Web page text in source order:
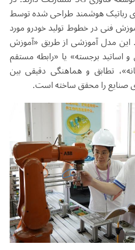
رباتیک هوشمند طراحی شده توسط
فنی در خطوط تولید خودرو مورد
این مدل آموزشی از طریق «آموزش
اساتید برجسته» یا «رابطه مستقم
تطابق و هماهنگی دقیقی بین
صنایع را محقق ساخته است.